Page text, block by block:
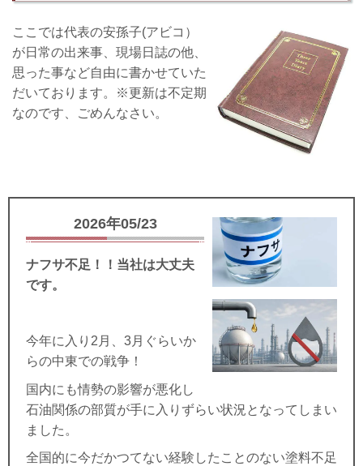
ここでは代表の安孫子(アビコ）
が日常の出来事、現場日誌の他、
思った事など自由に書かせていた
だいております。※更新は不定期
なのです、ごめんなさい。
2026年05/23
ナフサ不足！！ 当社は大丈夫
です。
今年に入り2月、3月ぐらいか
らの中東での戦争！
国内にも情勢の影響が悪化し
石油関係の部質が手に入りずらい状況となってしまい
ました。
全国的に今だかつてない経験したことのない塗料不足